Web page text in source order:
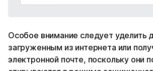
Особое внимание следует уделить
загруженным из интернета или
электронной почте, поскольку они